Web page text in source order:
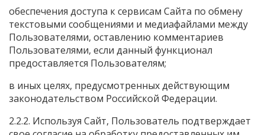
обеспечения доступа к сервисам Сайта по обмену
текстовыми сообщениями и медиафайлами между
Пользователями, оставлению комментариев
Пользователями, если данный функционал
предоставляется Пользователям;
в иных целях, предусмотренных действующим
законодательством Российской Федерации.
2.2.2. Используя Сайт, Пользователь подтверждает